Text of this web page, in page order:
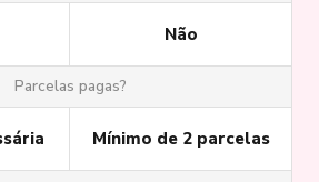
Não
Parcelas pagas?
Mínimo de 2 parcelas